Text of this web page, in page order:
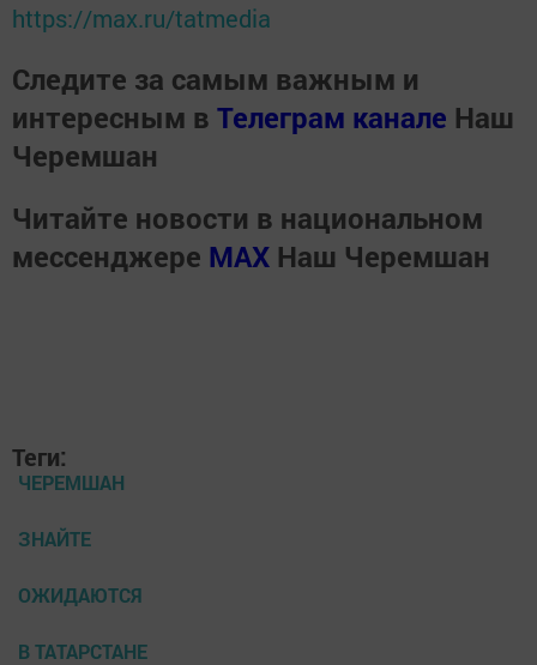
https://max.ru/tatmedia
Следите за самым важным и
интересным в Телеграм канале Наш
Черемшан
Читайте новости в национальном
мессенджере MАХ Наш Черемшан
Теги:
ЧЕРЕМШАН
ЗНАЙТЕ
ОЖИДАЮТСЯ
В ТАТАРСТАНЕ